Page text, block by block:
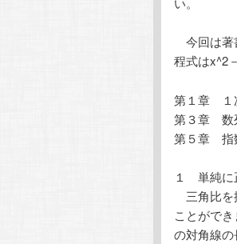
ツ
移
へ
動
今回は著
程式はx^2
第１章 １
第３章
第５章 指
１ 単純に
三角比を
ことがで
の対角線の